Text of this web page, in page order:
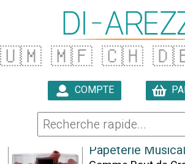
🇺🇲 🇲🇫 🇨🇭
COMPTE
19 ARTICLES TROUVÉS
Papeterie